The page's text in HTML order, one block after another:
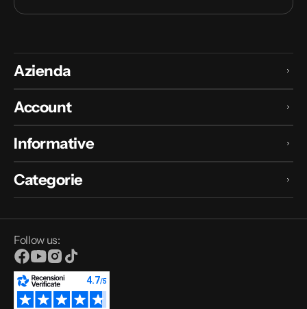
Azienda
Account
Informative
Categorie
Follow us:
Facebook
YouTube
Instagram
TikTok